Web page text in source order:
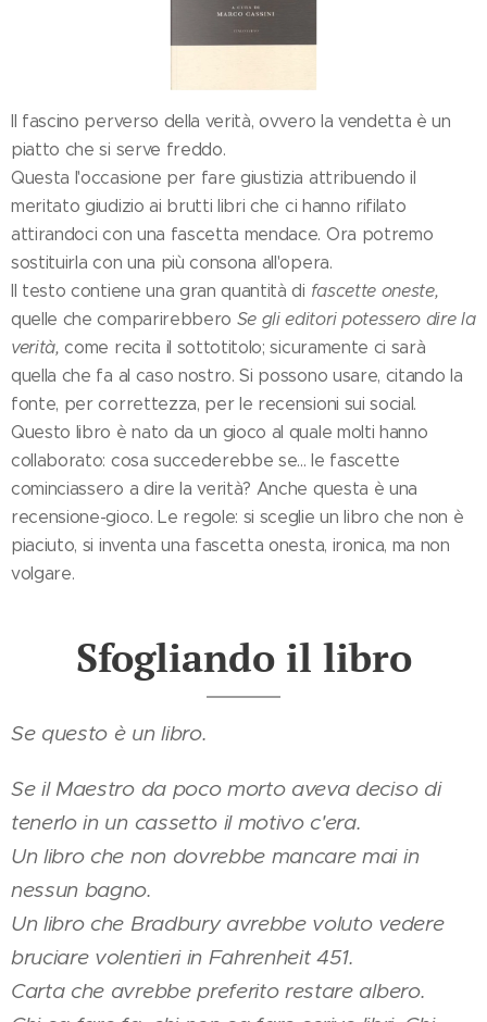
Il fascino perverso della verità, ovvero la vendetta è un
piatto che si serve freddo.
Questa l'occasione per fare giustizia attribuendo il
meritato giudizio ai brutti libri che ci hanno rifilato
attirandoci con una fascetta mendace. Ora potremo
sostituirla con una più consona all'opera.
Il testo contiene una gran quantità di fascette oneste,
quelle che comparirebbero Se gli editori potessero dire la
verità,come recita il sottotitolo; sicuramente ci sarà
quella che fa al caso nostro. Si possono usare, citando la
fonte, per correttezza, per le recensioni sui social.
Questo libro è nato da un gioco al quale molti hanno
collaborato: cosa succederebbe se... le fascette
cominciassero a dire la verità? Anche questa è una
recensione-gioco. Le regole: si sceglie un libro che non è
piaciuto, si inventa una fascetta onesta, ironica, ma non
volgare.
Sfogliando il libro
Se questo è un libro.
Se il Maestro da poco morto aveva deciso di
tenerlo in un cassetto il motivo c'era.
Un libro che non dovrebbe mancare mai in
nessun bagno.
Un libro che Bradbury avrebbe voluto vedere
bruciare volentieri in Fahrenheit 451.
Carta che avrebbe preferito restare albero.